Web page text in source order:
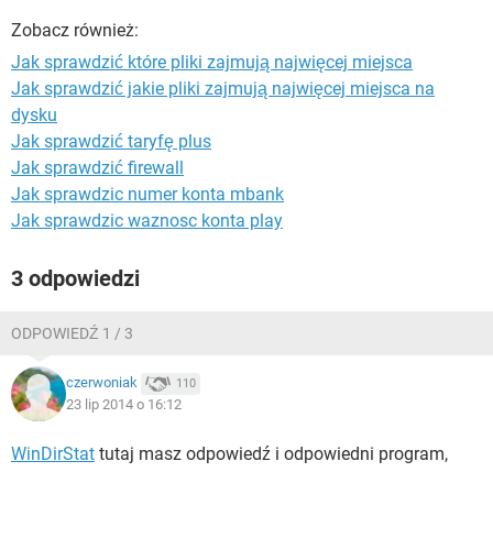
Zobacz również:
Jak sprawdzić które pliki zajmują najwięcej miejsca
Jak sprawdzić jakie pliki zajmują najwięcej miejsca na
dysku
Jak sprawdzić taryfę plus
Jak sprawdzić firewall
Jak sprawdzic numer konta mbank
Jak sprawdzic waznosc konta play
3 odpowiedzi
ODPOWIEDŹ 1 / 3
czerwoniak 110
23 lip 2014 o 16:12
WinDirStat tutaj masz odpowiedź i odpowiedni program,